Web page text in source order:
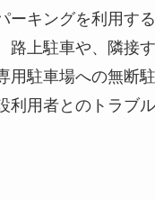
ーキングを利用す
路上駐車や、隣接
用駐車場への無断
利用者とのトラブ